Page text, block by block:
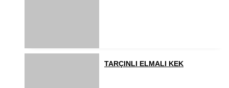
TARÇINLI ELMALI KEK